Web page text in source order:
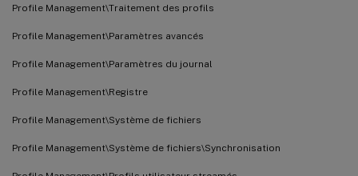
Profile Management\Traitement des profils
Profile Management\Paramètres avancés
Profile Management\Paramètres du journal
Profile Management\Registre
Profile Management\Système de fichiers
Profile Management\Système de fichiers\Synchronisation